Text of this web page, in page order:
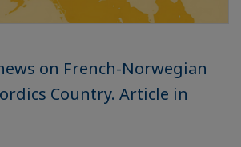
on French-Norwegian
Country. Article in